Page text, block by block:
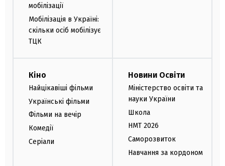
мобілізації
Мобілізація в Україні:
скільки осіб мобілізує
ТЦК
Кіно
Найцікавіші фільми
Українські фільми
Фільми на вечір
Комедії
Серіали
Новини Освіти
Міністерство освіти та
науки України
Школа
НМТ 2026
Саморозвиток
Навчання за кордоном